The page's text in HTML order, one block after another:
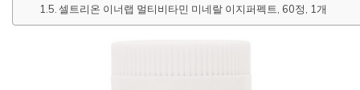
셀트리온 이너랩 멀티비타민 미네랄 이지퍼펙트, 60정, 1개